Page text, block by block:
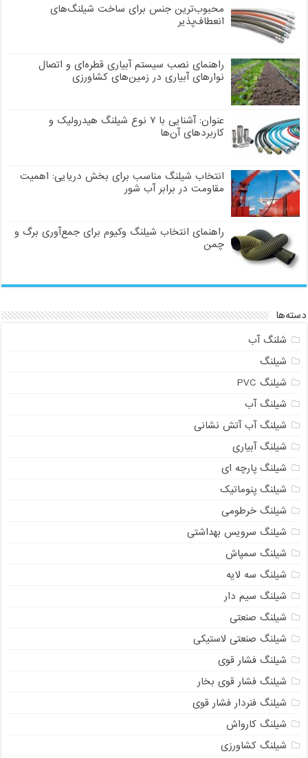
محبوب‌ترین جنس برای ساخت شیلنگ‌های
انعطاف‌پذیر
راهنمای نصب سیستم آبیاری قطره‌ای و اتصال
نوارهای آبیاری در زمین‌های کشاورزی
عنوان: آشنایی با ۷ نوع شیلنگ هیدرولیک و
کاربردهای آن‌ها
انتخاب شیلنگ مناسب برای بخش دریایی: اهمیت
مقاومت در برابر آب شور
راهنمای انتخاب شیلنگ وکیوم برای جمع‌آوری برگ و
چمن
دسته‌ها
شلنگ آب
شیلنگ
شیلنگ PVC
شیلنگ آب
شیلنگ آب آتش نشانی
شیلنگ آبیاری
شیلنگ پارچه ای
شیلنگ پنوماتیک
شیلنگ خرطومی
شیلنگ سرویس بهداشتی
شیلنگ سمپاش
شیلنگ سه لایه
شیلنگ سیم دار
شیلنگ صنعتی
شیلنگ صنعتی لاستیکی
شیلنگ فشار قوی
شیلنگ فشار قوی بخار
شیلنگ فنردار فشار قوی
شیلنگ کارواش
شیلنگ کشاورزی